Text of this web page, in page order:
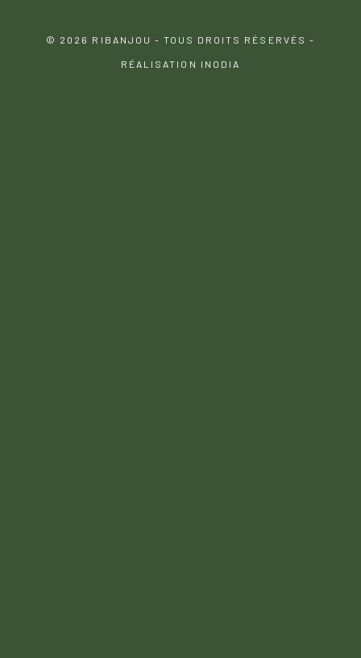
© 2026 RIBANJOU - TOUS DROITS RÉSERVÉS -
RÉALISATION INODIA